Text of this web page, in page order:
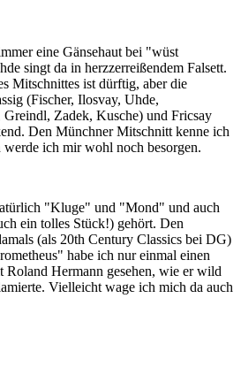
eine Gänsehaut bei "wüst
singt da in herzzerreißendem Falsett.
Mitschnittes ist dürftig, aber die
(Fischer, Ilosvay, Uhde,
Greindl, Zadek, Kusche) und Fricsay
Den Münchner Mitschnitt kenne ich
werde ich mir wohl noch besorgen.
"Kluge" und "Mond" und auch
ein tolles Stück!) gehört. Den
(als 20th Century Classics bei DG)
habe ich nur einmal einen
Roland Hermann gesehen, wie er wild
Vielleicht wage ich mich da auch